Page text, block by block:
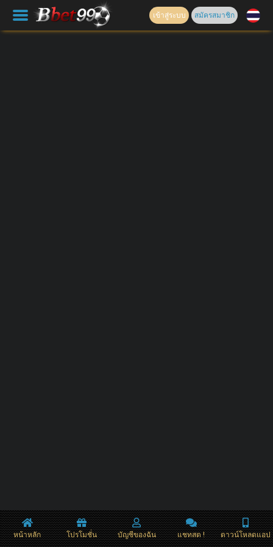
เข้าสู่ระบบ สมัครสมาชิก
หน้าหลัก โปรโมชั่น บัญชีของฉัน แชทสด ! ดาวน์โหลดแอป